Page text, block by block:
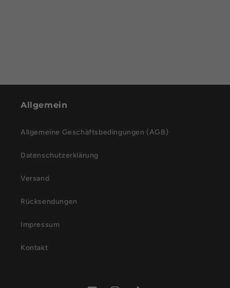
Allgemein
Allgemeine Geschäftsbedingungen (AGB)
Datenschutzerklärung
Versand
Rücksendungen
Impressum
Kontakt